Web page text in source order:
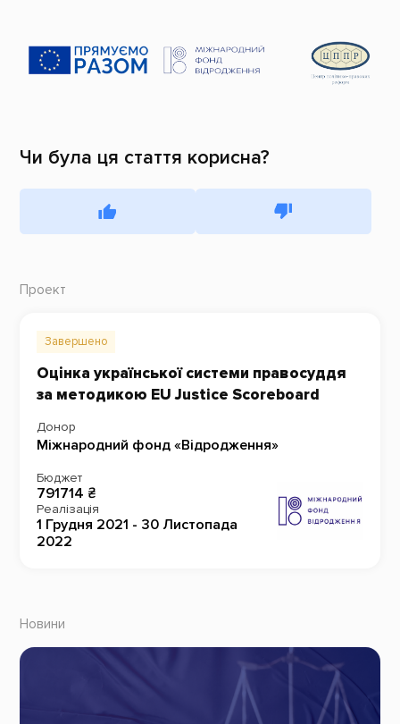
Чи була ця стаття корисна?
Проект
Завершено
Оцінка української системи правосуддя
за методикою EU Justice Scoreboard
Донор
Міжнародний фонд «Відродження»
Бюджет
791714 ₴
Реалізація
1 Грудня 2021 - 30 Листопада
2022
Новини